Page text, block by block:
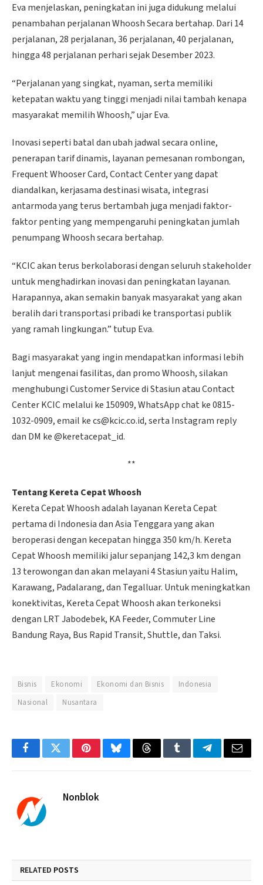
Eva menjelaskan, peningkatan ini juga didukung melalui
penambahan perjalanan Whoosh Secara bertahap. Dari 14
perjalanan, 28 perjalanan, 36 perjalanan, 40 perjalanan,
hingga 48 perjalanan perhari sejak Desember 2023.
“Perjalanan yang singkat, nyaman, serta memiliki
ketepatan waktu yang tinggi menjadi nilai tambah kenapa
masyarakat memilih Whoosh,” ujar Eva.
Inovasi seperti batal dan ubah jadwal secara online,
penerapan tarif dinamis, layanan pemesanan rombongan,
Frequent Whooser Card, Contact Center yang dapat
diandalkan, kerjasama destinasi wisata, integrasi
antarmoda yang terus bertambah juga menjadi faktor-
faktor penting yang mempengaruhi peningkatan jumlah
penumpang Whoosh secara bertahap.
“KCIC akan terus berkolaborasi dengan seluruh stakeholder
untuk menghadirkan inovasi dan peningkatan layanan.
Harapannya, akan semakin banyak masyarakat yang akan
beralih dari transportasi pribadi ke transportasi publik
yang ramah lingkungan.” tutup Eva.
Bagi masyarakat yang ingin mendapatkan informasi lebih
lanjut mengenai fasilitas, dan promo Whoosh, silakan
menghubungi Customer Service di Stasiun atau Contact
Center KCIC melalui ke 150909, WhatsApp chat ke 0815-
1032-0909, email ke cs@kcic.co.id, serta ⁠Instagram reply
dan DM ke @keretacepat_id.
**
Tentang Kereta Cepat Whoosh
Kereta Cepat Whoosh adalah layanan Kereta Cepat
pertama di Indonesia dan Asia Tenggara yang akan
beroperasi dengan kecepatan hingga 350 km/h. Kereta
Cepat Whoosh memiliki jalur sepanjang 142,3 km dengan
13 terowongan dan akan melayani 4 Stasiun yaitu Halim,
Karawang, Padalarang, dan Tegalluar. Untuk meningkatkan
konektivitas, Kereta Cepat Whoosh akan terkoneksi
dengan LRT Jabodebek, KA Feeder, Commuter Line
Bandung Raya, Bus Rapid Transit, Shuttle, dan Taksi.
Bisnis Ekonomi Ekonomi dan Bisnis
Indonesia
Nasional
Nusantara
FacebookTwitterPinterestBlueskyThreadsTumblrTelegramEmail
Nonblok
RELATED POSTS